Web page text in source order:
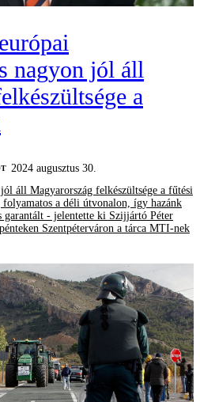
nagyon jól áll
a
2024 augusztus 30.
áll Magyarország felkészültsége a fűtési
folyamatos a déli útvonalon, így hazánk
garantált - jelentette ki Szijjártó Péter
Szentpéterváron a tárca MTI-nek